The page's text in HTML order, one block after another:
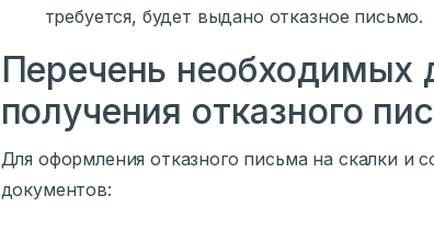
требуется, будет выдано отказное письмо.
Перечень необходимых
получения отказного
Для оформления отказного письма на скалки и
документов: